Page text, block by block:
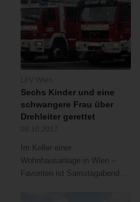
Sechs Kinder und eine
schwangere Frau über
Drehleiter gerettet
Im Keller einer
Wohnhausanlage in Wien –
Favoriten ist Samstagabend …